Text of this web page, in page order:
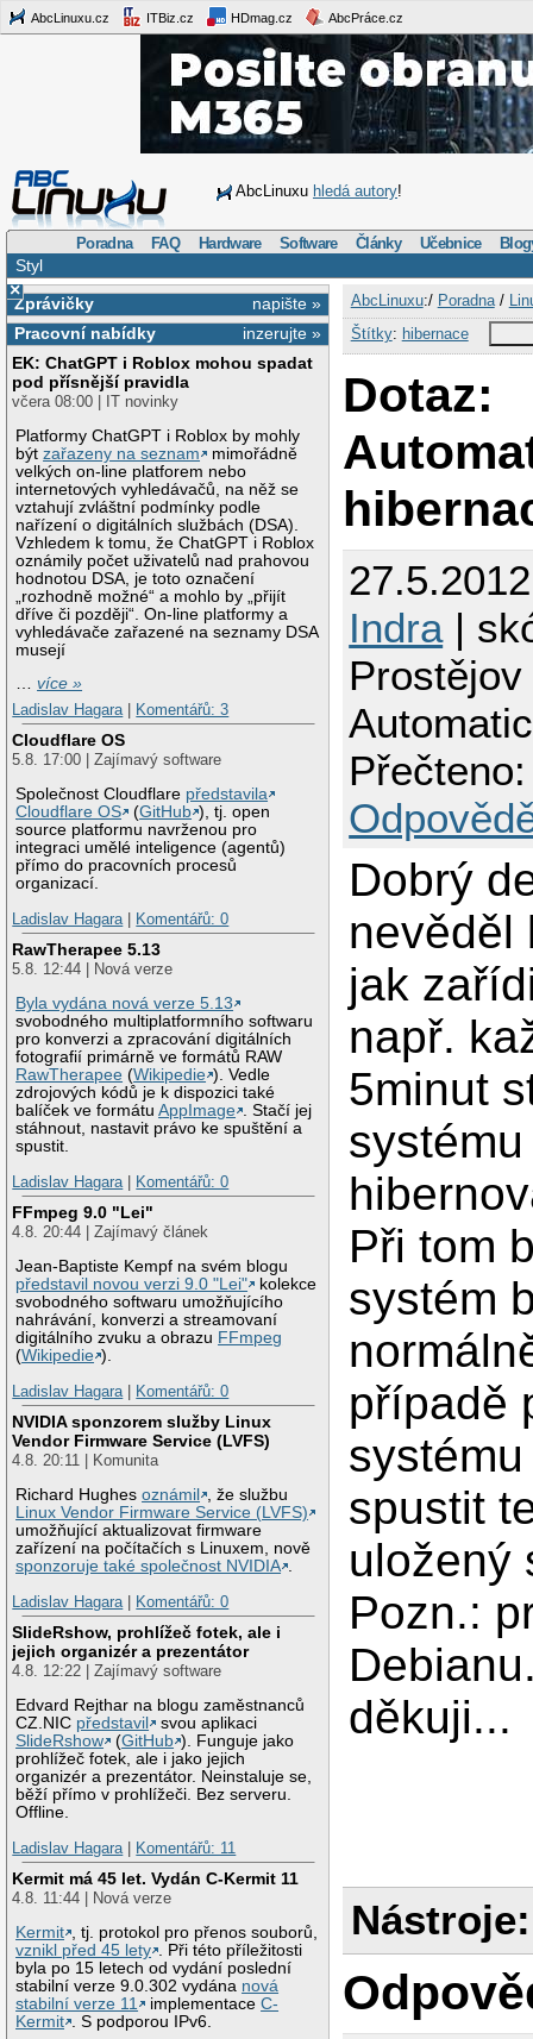
AbcLinuxu.cz ITBiz.cz HDmag.cz AbcPráce.cz
AbcLinuxu hledá autory!
Poradna FAQ Hardware Software Články Učebnice
Styl
×
napište »
Zprávičky
inzerujte »
Pracovní nabídky
EK: ChatGPT i Roblox mohou spadat
pod přísnější pravidla
včera 08:00 | IT novinky
Platformy ChatGPT i Roblox by mohly
býtzařazeny na seznam
mimořádně
velkých on-line platforem nebo
internetových vyhledávačů, na něž se
vztahují zvláštní podmínky podle
nařízení o digitálních službách (DSA).
Vzhledem k tomu, že ChatGPT i Roblox
oznámily počet uživatelů nad prahovou
hodnotou DSA, je toto označení
„rozhodně možné“ a mohlo by „přijít
dříve či později“. On-line platformy a
vyhledávače zařazené na seznamy DSA
musejí
…více »
Ladislav Hagara
Komentářů: 3
Cloudflare OS
5.8. 17:00 | Zajímavý software
Společnost Cloudflare představila
Cloudflare OS
(GitHub ), tj. open
source platformu navrženou pro
integraci umělé inteligence (agentů)
přímo do pracovních procesů
organizací.
Ladislav Hagara
Komentářů: 0
RawTherapee 5.13
5.8. 12:44 | Nová verze
Byla vydána nová verze 5.13
svobodného multiplatformního softwaru
pro konverzi a zpracování digitálních
fotografií primárně ve formátů RAW
RawTherapee (Wikipedie ). Vedle
zdrojových kódů je k dispozici také
balíček ve formátuAppImage . Stačí jej
stáhnout, nastavit právo ke spuštění a
spustit.
Ladislav Hagara
Komentářů: 0
FFmpeg 9.0 "Lei"
4.8. 20:44 | Zajímavý článek
Jean-Baptiste Kempf na svém blogu
představil novou verzi 9.0 "Lei"
kolekce
svobodného softwaru umožňujícího
nahrávání, konverzi a streamovaní
digitálního zvuku a obrazu FFmpeg
(Wikipedie ).
Ladislav Hagara
Komentářů: 0
NVIDIA sponzorem služby Linux
Vendor Firmware Service (LVFS)
4.8. 20:11 | Komunita
Richard Hughesoznámil
, že službu
Linux Vendor Firmware Service (LVFS)
umožňující aktualizovat firmware
zařízení na počítačích s Linuxem, nově
sponzoruje také společnost NVIDIA .
Ladislav Hagara | Komentářů: 0
SlideRshow, prohlížeč fotek, ale i
jejich organizér a prezentátor
4.8. 12:22 | Zajímavý software
Edvard Rejthar na blogu zaměstnanců
CZ.NIC představil
svou aplikaci
SlideRshow
(GitHub ). Funguje jako
prohlížeč fotek, ale i jako jejich
organizér a prezentátor. Neinstaluje se,
běží přímo v prohlížeči. Bez serveru.
Offline.
Ladislav Hagara | Komentářů: 11
Kermit má 45 let. Vydán C-Kermit 11
4.8. 11:44 | Nová verze
Kermit , tj. protokol pro přenos souborů,
vznikl před 45 lety . Při této příležitosti
byla po 15 letech od vydání poslední
stabilní verze 9.0.302 vydána nová
stabilní verze 11
implementaceC-
Kermit . S podporou IPv6.
AbcLinuxu:/ Poradna/
Štítky: hibernace
Dotaz:
Indra|
Prostějov
Dobrý
nevěděl
jak
např.
5minut
Při tom
systém
případě
spustit
uložený
Pozn.:
děkuji...
Nástroje: